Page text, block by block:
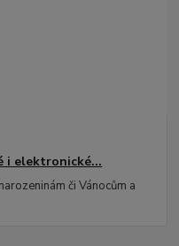
i elektronické...
či Vánocům a